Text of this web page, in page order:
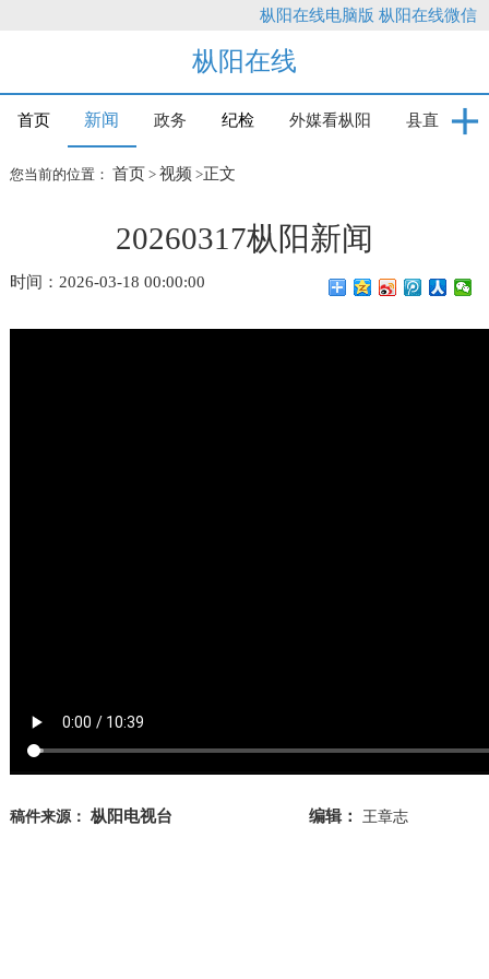
枞阳在线电脑版 枞阳在线微信
枞阳在线
首页 新闻 政务 纪检 外媒看枞阳 县直
您当前的位置： 首页 > 视频 >正文
20260317枞阳新闻
时间：2026-03-18 00:00:00
稿件来源： 枞阳电视台 编辑： 王章志